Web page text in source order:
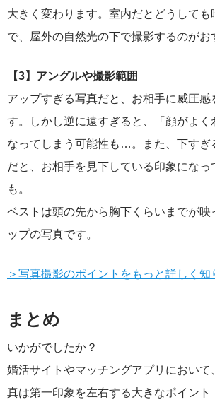
大きく変わります。室内だとどうしても
で、屋外の自然光の下で撮影するのがお
【3】アングルや撮影範囲
アップすぎる写真だと、お相手に威圧感
す。しかし逆に遠すぎると、「顔がよ
なってしまう可能性も…。また、下すぎ
だと、お相手を見下している印象になっ
も。
ベストは頭の先から胸下くらいまでが映
ップの写真です。
＞写真撮影のポイントをもっと詳しく知
まとめ
いかがでしたか？
婚活サイトやマッチングアプリにおいて
真は第一印象を左右する大きなポイント